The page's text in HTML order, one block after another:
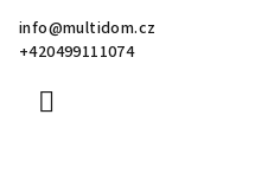
info@multidom.cz
+420499111074